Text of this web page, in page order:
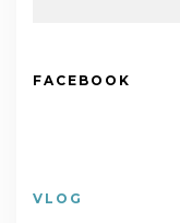
FACEBOOK
VLOG